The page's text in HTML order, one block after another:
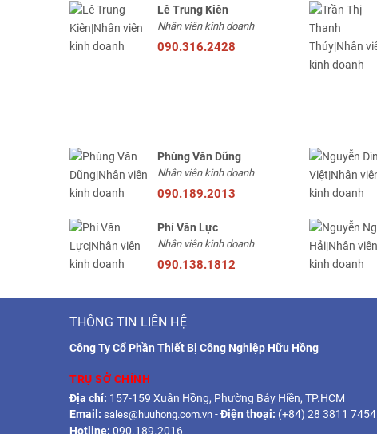
Lê Trung Kiên
Nhân viên kinh doanh
090.316.2428
Phùng Văn Dũng
Nhân viên kinh doanh
090.189.2013
Phí Văn Lực
Nhân viên kinh doanh
090.138.1812
THÔNG TIN LIÊN HỆ
Công Ty Cổ Phần Thiết Bị Công Nghiệp Hữu Hồng
TRỤ SỞ CHÍNH
Địa chỉ: 157-159 Xuân Hồng, Phường Bảy Hiền, TP.HCM
Email: sales@huuhong.com.vn -Điện thoại: (+84) 28 3811 7454
Hotline: 090.189.2016